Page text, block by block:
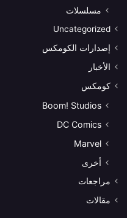
مسلسلات
Uncategorized
إصدارات الكومكس
الأخبار
كومكس
Boom! Studios
DC Comics
Marvel
أخرى
مراجعات
مقالات